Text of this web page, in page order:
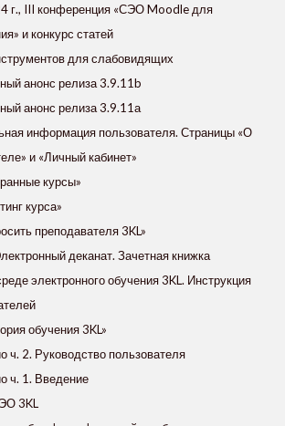
г., III конференция «СЭО Moodle для
и конкурс статей
для слабовидящих
анонс релиза 3.9.11b
анонс релиза 3.9.11а
информация пользователя. Страницы «О
и «Личный кабинет»
курсы»
курса»
преподавателя 3KL»
деканат. Зачетная книжка
электронного обучения 3KL. Инструкция
обучения 3KL»
ч. 2. Руководство пользователя
ч. 1. Введение
3KL